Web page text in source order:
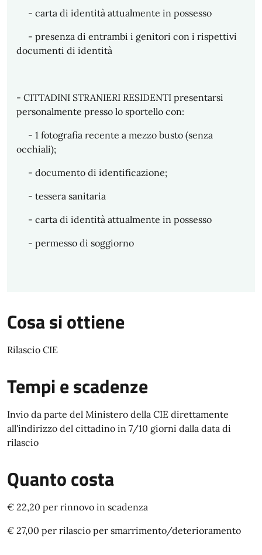
- carta di identità attualmente in possesso
- presenza di entrambi i genitori con i rispettivi
documenti di identità
- CITTADINI STRANIERI RESIDENTI presentarsi
personalmente presso lo sportello con:
- 1 fotografia recente a mezzo busto (senza
occhiali);
- documento di identificazione;
- tessera sanitaria
- carta di identità attualmente in possesso
- permesso di soggiorno
Cosa si ottiene
Rilascio CIE
Tempi e scadenze
Invio da parte del Ministero della CIE direttamente
all'indirizzo del cittadino in 7/10 giorni dalla data di
rilascio
Quanto costa
€ 22,20 per rinnovo in scadenza
€ 27,00 per rilascio per smarrimento/deterioramento